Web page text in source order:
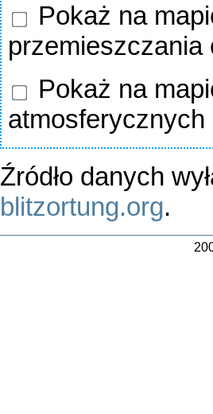
Pokaż na
Pokaż na
atmosferycznych
Źródło danych
blitzortung.org.